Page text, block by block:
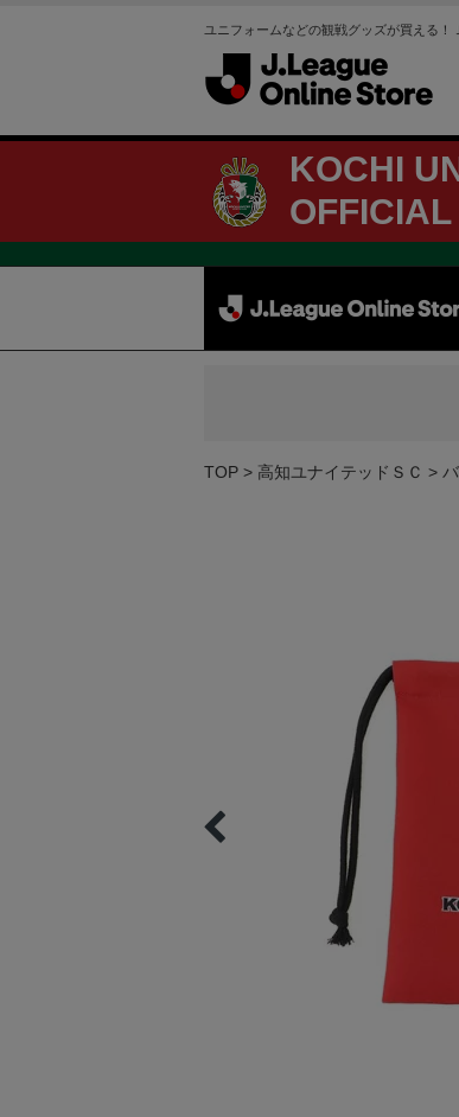
ユニフォームなどの観戦グッズが買える！
KOCHI
TOP 高知ユナイテッドＳＣ